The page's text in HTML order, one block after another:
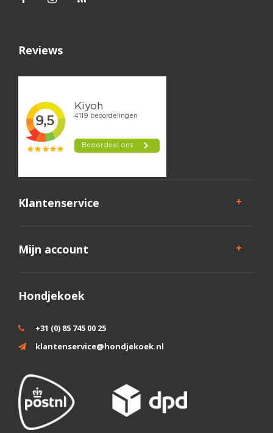
Reviews
Klantenservice
Mijn account
Hondjekoek
+31 (0) 85 745 00 25
klantenservice@hondjekoek.nl